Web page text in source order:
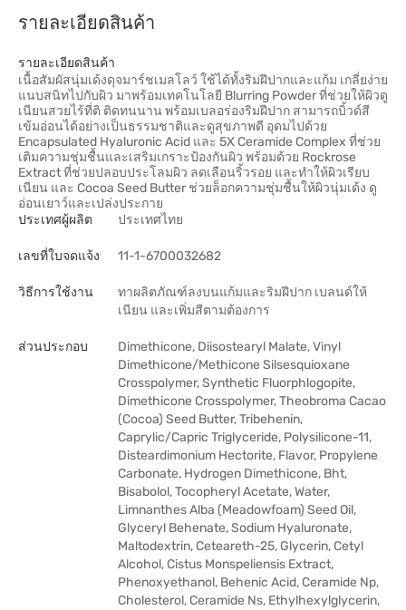
รายละเอียดสินค้า
รายละเอียดสินค้า
เนื้อสัมผัสนุ่มเด้งดุจมาร์ชเมลโลว์ ใช้ได้ทั้งริมฝีปากและแก้ม เกลี่ยง่าย
แนบสนิทไปกับผิว มาพร้อมเทคโนโลยี Blurring Powder ที่ช่วยให้ผิวดู
เนียนสวยไร้ที่ติ ติดทนนาน พร้อมเบลอร่องริมฝีปาก สามารถบิ้วด์สี
เข้มอ่อนได้อย่างเป็นธรรมชาติและดูสุขภาพดี อุดมไปด้วย
Encapsulated Hyaluronic Acid และ 5X Ceramide Complex ที่ช่วย
เติมความชุ่มชื้นและเสริมเกราะป้องกันผิว พร้อมด้วย Rockrose
Extract ที่ช่วยปลอบประโลมผิว ลดเลือนริ้วรอย และทำให้ผิวเรียบ
เนียน และ Cocoa Seed Butter ช่วยล็อกความชุ่มชื้นให้ผิวนุ่มเด้ง ดู
อ่อนเยาว์และเปล่งประกาย
ประเทศผู้ผลิต
ประเทศไทย
เลขที่ใบจดแจ้ง 11-1-6700032682
วิธีการใช้งาน
ทาผลิตภัณฑ์ลงบนแก้มและริมฝีปาก เบลนด์ให้
เนียน และเพิ่มสีตามต้องการ
ส่วนประกอบ
Dimethicone, Diisostearyl Malate, Vinyl
Dimethicone/Methicone Silsesquioxane
Crosspolymer, Synthetic Fluorphlogopite,
Dimethicone Crosspolymer, Theobroma Cacao
(Cocoa) Seed Butter, Tribehenin,
Caprylic/Capric Triglyceride, Polysilicone-11,
Disteardimonium Hectorite, Flavor, Propylene
Carbonate, Hydrogen Dimethicone, Bht,
Bisabolol, Tocopheryl Acetate, Water,
Limnanthes Alba (Meadowfoam) Seed Oil,
Glyceryl Behenate, Sodium Hyaluronate,
Maltodextrin, Ceteareth-25, Glycerin, Cetyl
Alcohol, Cistus Monspeliensis Extract,
Phenoxyethanol, Behenic Acid, Ceramide Np,
Cholesterol, Ceramide Ns, Ethylhexylglycerin,